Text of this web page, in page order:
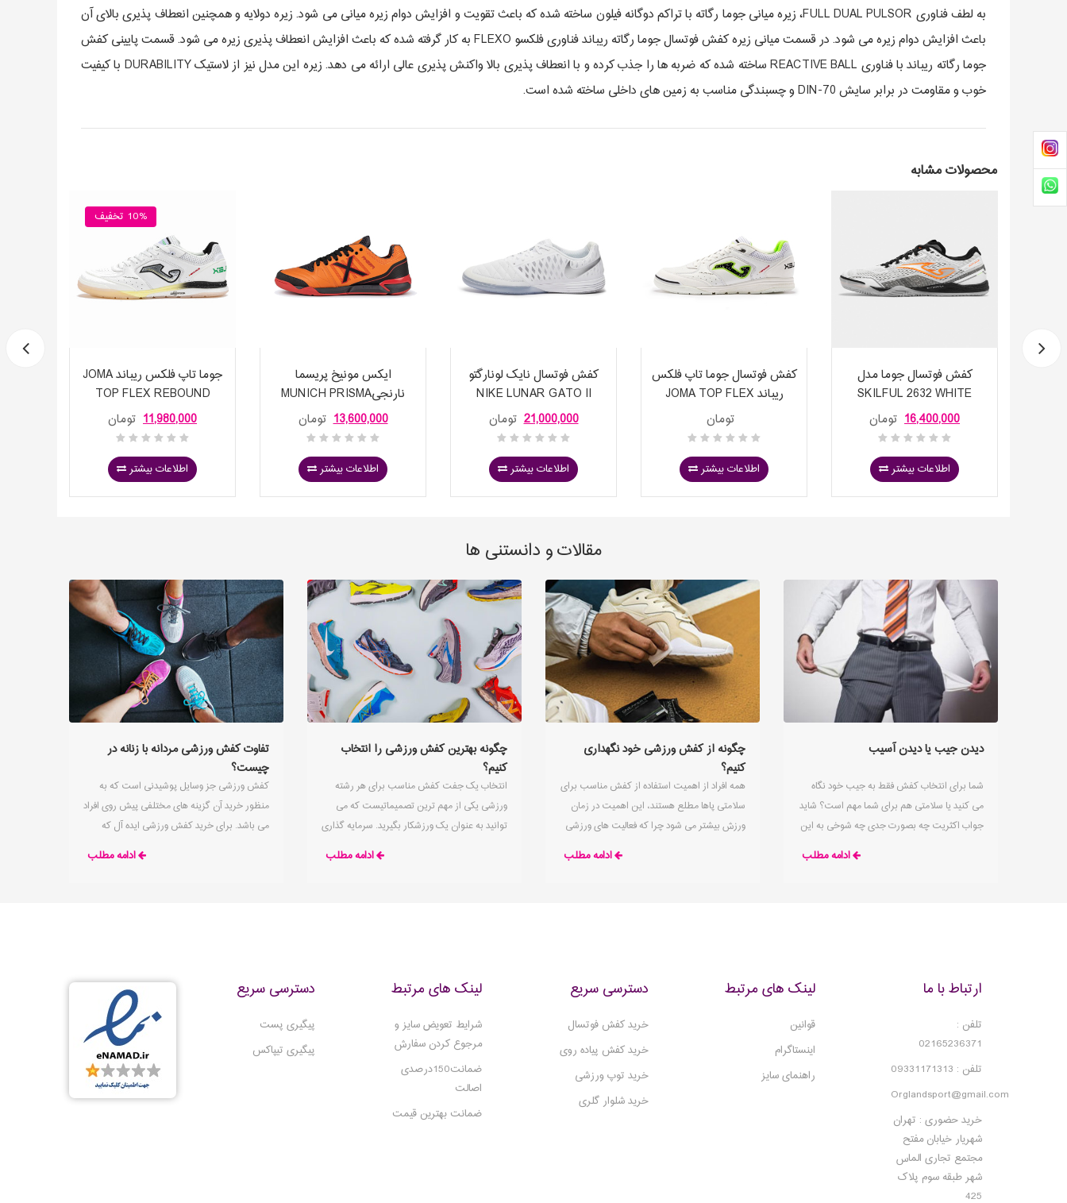
به لطف فناوری FULL DUAL PULSOR، زیره میانی جوما رگاته با تراکم دوگانه فیلون ساخته شده که باعث تقویت و افزایش دوام زیره میانی می شود. زیره دولایه و همچنین انعطاف پذیری بالای آن
باعث افزایش دوام زیره می شود. در قسمت میانی زیره کفش فوتسال جوما رگاته ریباند فناوری فلکسو FLEXO به کار گرفته شده که باعث افزایش انعطاف پذیری زیره می شود. قسمت پایینی کفش
جوما رگاته ریباند با فناوری REACTIVE BALL ساخته شده که ضربه ها را جذب کرده و با انعطاف پذیری بالا واکنش پذیری عالی ارائه می دهد. زیره این مدل نیز از لاستیک DURABILITY با کیفیت
خوب و مقاومت در برابر سایش DIN-70 و چسبندگی مناسب به زمین های داخلی ساخته شده است.
محصولات مشابه
10% تخفیف
جوما تاپ فلکس ریباند JOMA
TOP FLEX REBOUND
2502W
11,980,000
اطلاعات بیشتر
ایکس مونیخ پریسما
نارنجیMUNICH PRISMA
INDOOR BOOTS
تومان 13,600,000
اطلاعات بیشتر
کفش فوتسال نایک لونارگتو
NIKE LUNAR GATO II
580456-105
تومان 21,000,000
اطلاعات بیشتر
کفش فوتسال جوما تاپ فلکس
ریباند JOMA TOP FLEX
REBOUND 2302 WHITE
INDOOR
اطلاعات بیشتر
کفش فوتسال جوما مدل
SKILFUL 2632 WHITE
INDOOR
16,400,000
اطلاعات بیشتر
مقالات و دانستنی ها
دیدن جیب یا دیدن آسیب
شما برای انتخاب کفش فقط به جیب خود نگاه
می کنید یا سلامتی هم برای شما مهم است؟ شاید
جواب اکثریت چه بصورت جدی چه شوخی به این
کردیم که نگاه شما رو در ارتباط با پاسخ به این
ادامه مطلب
چگونه از کفش ورزشی خود نگهداری
کنیم؟
همه افراد از اهمیت استفاده از کفش مناسب برای
سلامتی پاها مطلع هستند، این اهمیت در زمان
ورزش بیشتر می شود چرا که فعالیت های ورزشی
ادامه مطلب
چگونه بهترین کفش ورزشی را انتخاب
کنیم؟
انتخاب یک جفت کفش مناسب برای هر رشته
ورزشی یکی از مهم ترین تصمیماتیست که می
توانید به عنوان یک ورزشکار بگیرید. سرمایه گذاری
نتیجه بهتری خواهد داشت و عملکرد و راحتی شما
ادامه مطلب
تفاوت کفش ورزشی مردانه با زنانه در
چیست؟
کفش ورزشی جز وسایل پوشیدنی است که به
منظور خرید آن گزینه های مختلفی پیش روی افراد
می باشد. برای خرید کفش ورزشی ایده آل که
ادامه مطلب
دسترسی سریع
پیگیری پست
پیگیری تیپاکس
لینک های مرتبط
شرایط تعویض سایز و
مرجوع کردن سفارش
ضمانت150درصدی
اصالت
ضمانت بهترین قیمت
دسترسی سریع
خرید کفش فوتسال
خرید کفش پیاده روی
خرید توپ ورزشی
خرید شلوار گلری
لینک های مرتبط
قوانین
اینستاگرام
راهنمای سایز
ارتباط با ما
تلفن :
02165236371
تلفن : 09331171313
Orglandsport@gmail.com
خرید حضوری : تهران
شهریار خیابان مفتح
مجتمع تجاری الماس
شهر طبقه سوم پلاک
425